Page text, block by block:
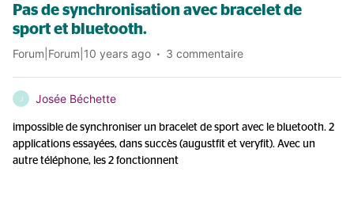
Pas de synchronisation avec bracelet de
sport et bluetooth.
Forum|Forum|10 years ago 3 commentaire
J Josée Béchette
impossible de synchroniser un bracelet de sport avec le bluetooth. 2
applications essayées, dans succès (augustfit et veryfit). Avec un
autre téléphone, les 2 fonctionnent